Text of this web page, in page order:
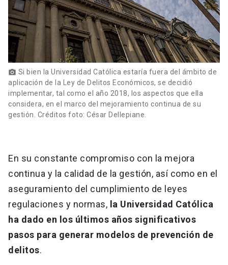
Donaciones launch
photo_camera Si bien la Universidad Católica estaría fuera del ámbito de
aplicación de la Ley de Delitos Económicos, se decidió
implementar, tal como el año 2018, los aspectos que ella
considera, en el marco del mejoramiento continua de su
gestión. Créditos foto: César Dellepiane.
En su constante compromiso con la mejora
continua y la calidad de la gestión, así como en el
aseguramiento del cumplimiento de leyes
regulaciones y normas, la Universidad Católica
ha dado en los últimos años significativos
pasos para generar modelos de prevención de
delitos.